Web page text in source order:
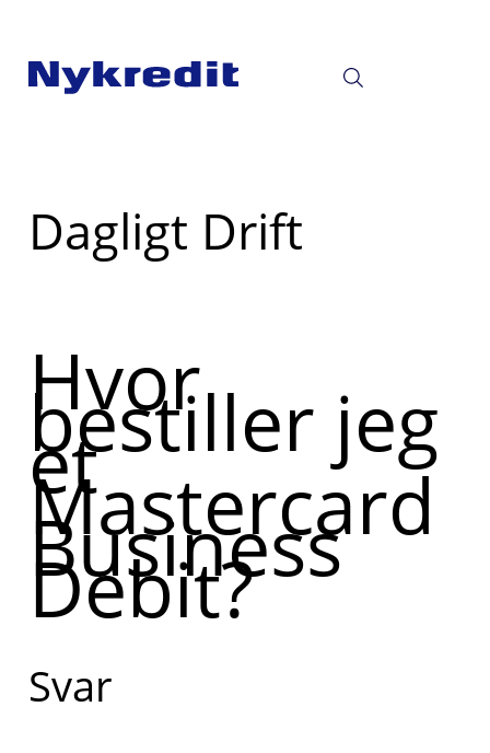
Read
more
Dagligt Drift
Hvor
bestiller jeg
et
Mastercard
Business
Debit?
Svar